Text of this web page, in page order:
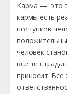
Карма — это
кармы есть
поступков
человек
все те
приносит. Все